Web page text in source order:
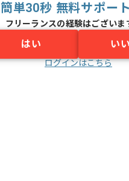
簡単30秒 無料サポー
フリーランスの経験はございま
はい い
ログインはこちら